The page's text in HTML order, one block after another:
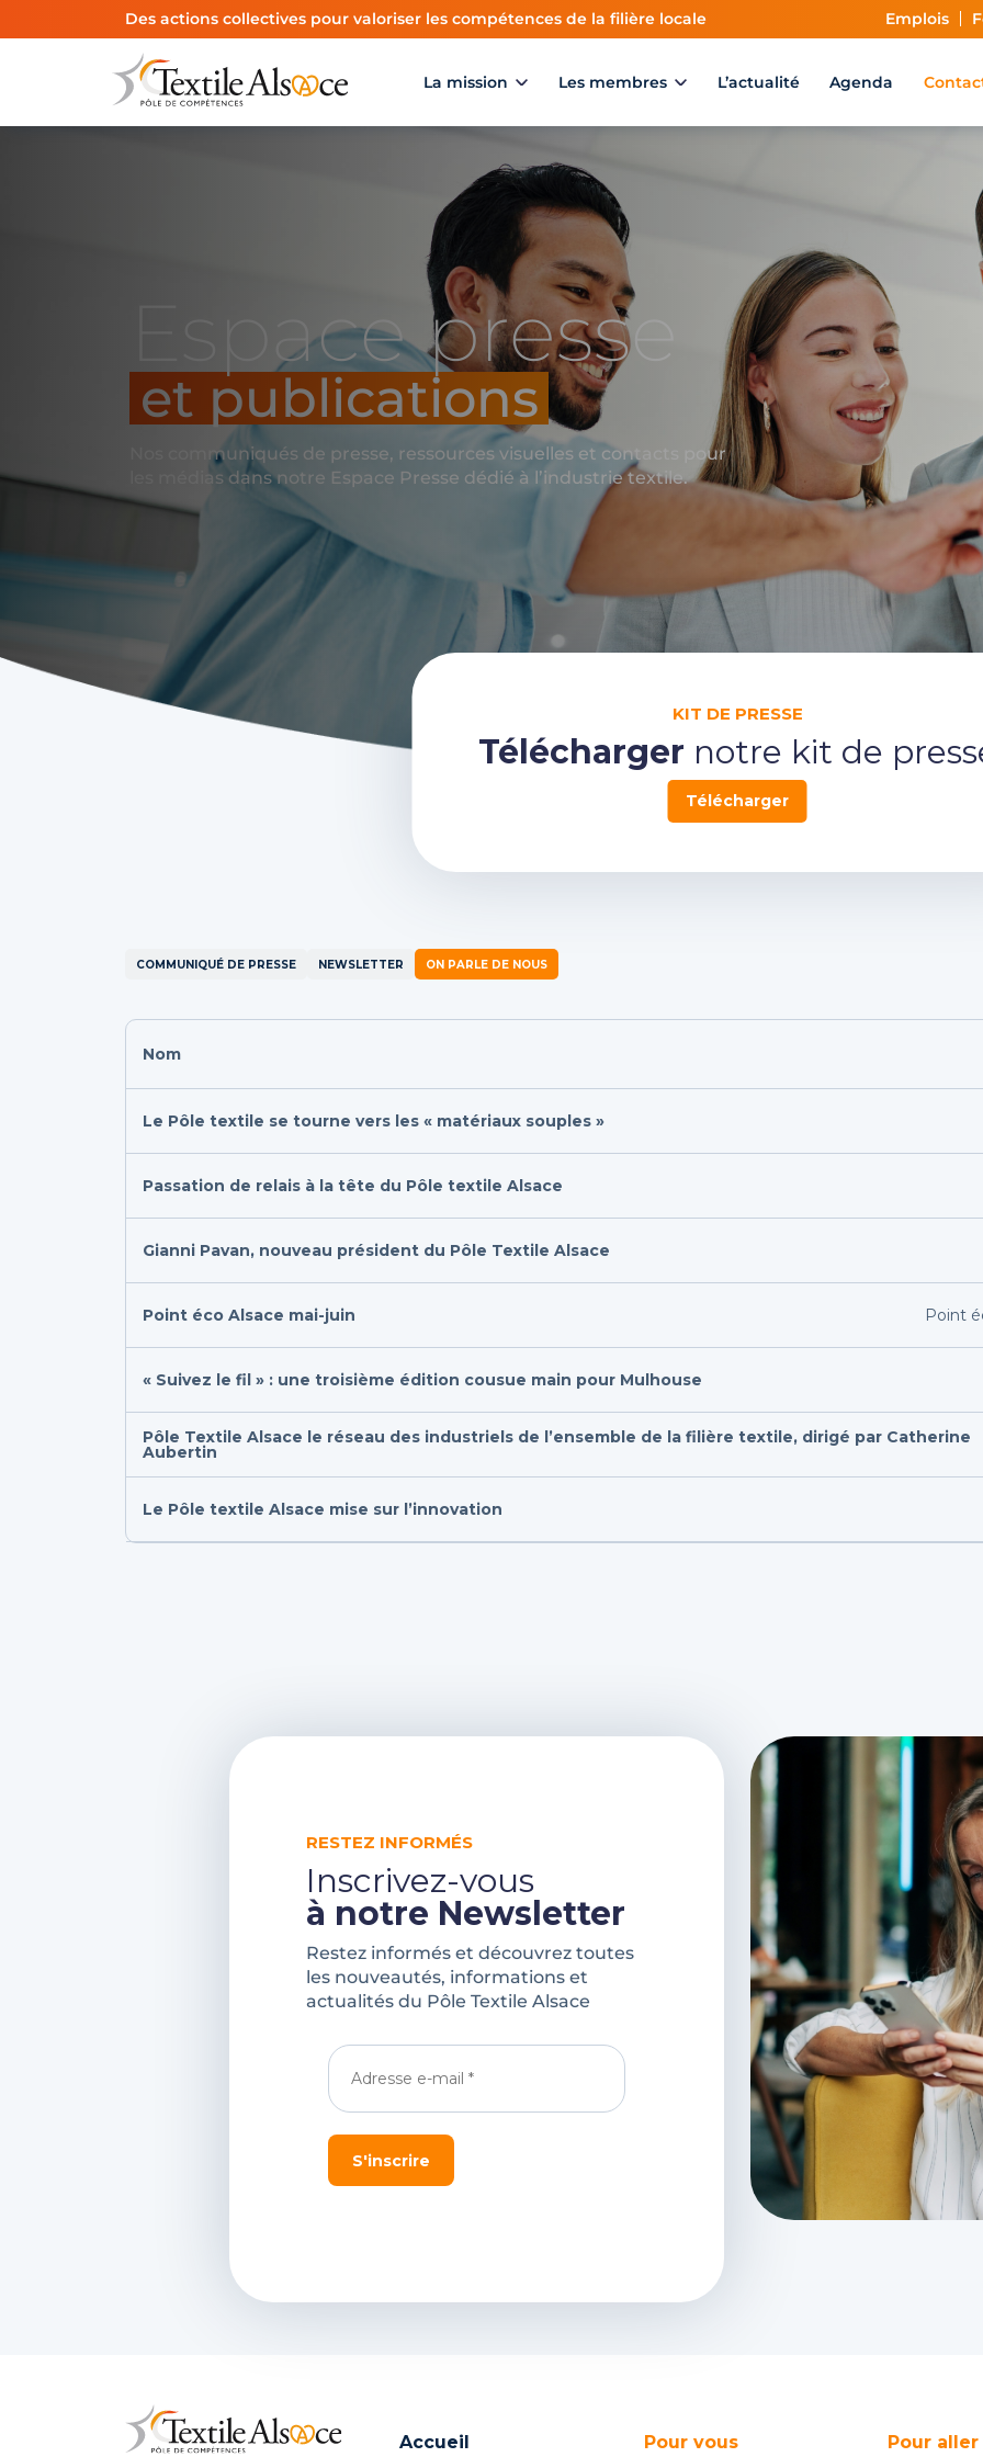
Des actions collectives pour valoriser les compétences de la filière locale Emplois
La mission Les membres L’actualité Agenda
Espace presse
et publications
Nos communiqués de presse, ressources visuelles et contacts pour
les médias dans notre Espace Presse dédié à l’industrie textile.
KIT DE PRESSE
Télécharger notre kit de
Télécharger
COMMUNIQUÉ DE PRESSE NEWSLETTER ON PARLE DE NOUS
Nom
Le Pôle textile se tourne vers les « matériaux souples »
Passation de relais à la tête du Pôle textile Alsace
Gianni Pavan, nouveau président du Pôle Textile Alsace
Point éco Alsace mai-juin Point
« Suivez le fil » : une troisième édition cousue main pour Mulhouse
Pôle Textile Alsace le réseau des industriels de l’ensemble de la filière textile, dirigé par Catherine
Aubertin
Le Pôle textile Alsace mise sur l’innovation
RESTEZ INFORMÉS
Inscrivez-vous
à notre Newsletter
Restez informés et découvrez toutes
les nouveautés, informations et
actualités du Pôle Textile Alsace
Accueil Pour vous Pour
Panneau de gestion des cookies